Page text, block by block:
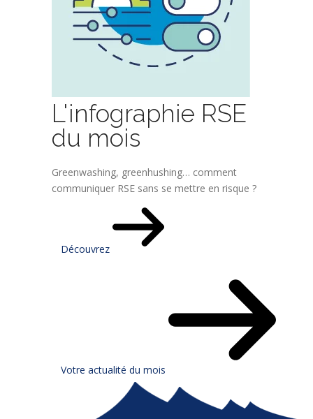
L'infographie RSE
du mois
Greenwashing, greenhushing… comment
communiquer RSE sans se mettre en risque ?
Découvrez
Votre actualité du mois